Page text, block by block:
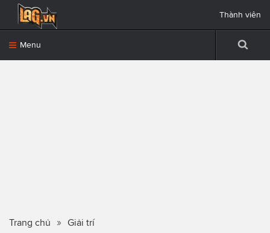
Menu
Thành viên
Trang chủ Giải trí